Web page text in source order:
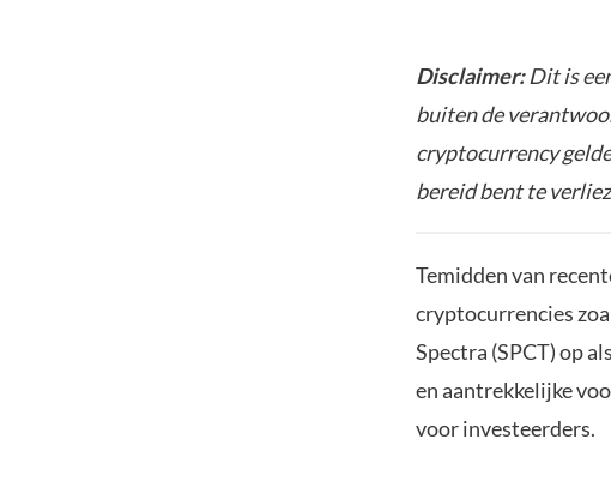
Disclaimer:Dit is
buiten de
cryptocurrency
bereid bent te
Temidden van
cryptocurrencies
Spectra (SPCT) op
en aantrekkelijke
voor investeerders.